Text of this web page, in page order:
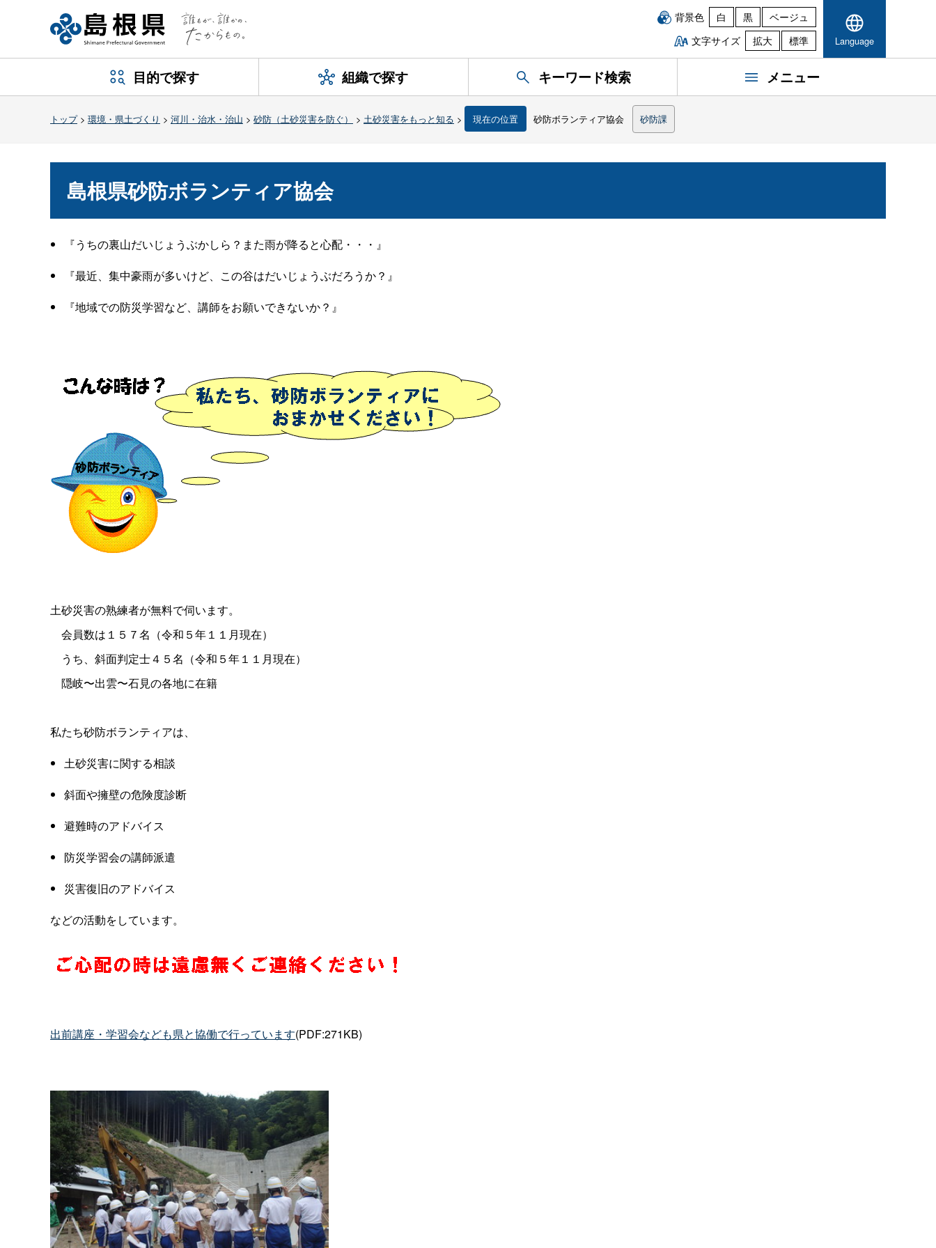
背景色 白 黒
ベージュ
文字サイズ
拡大 標準 Language
目的で探す 組織で探す キーワード検索 メニュー
トップ> 環境・県土づくり > 河川・治水・治山 > 砂防（土砂災害を防ぐ） > 土砂災害をもっと知る > 現在の位置 砂防ボランティア協会 砂防課
島根県砂防ボランティア協会
『うちの裏山だいじょうぶかしら？また雨が降ると心配・・・』
『最近、集中豪雨が多いけど、この谷はだいじょうぶだろうか？』
『地域での防災学習など、講師をお願いできないか？』
土砂災害の熟練者が無料で伺います。
会員数は１５７名（令和５年１１月現在）
うち、斜面判定士４５名（令和５年１１月現在）
隠岐〜出雲〜石見の各地に在籍
私たち砂防ボランティアは、
土砂災害に関する相談
斜面や擁壁の危険度診断
避難時のアドバイス
防災学習会の講師派遣
災害復旧のアドバイス
などの活動をしています。
出前講座・学習会なども県と協働で行っています(PDF:271KB)